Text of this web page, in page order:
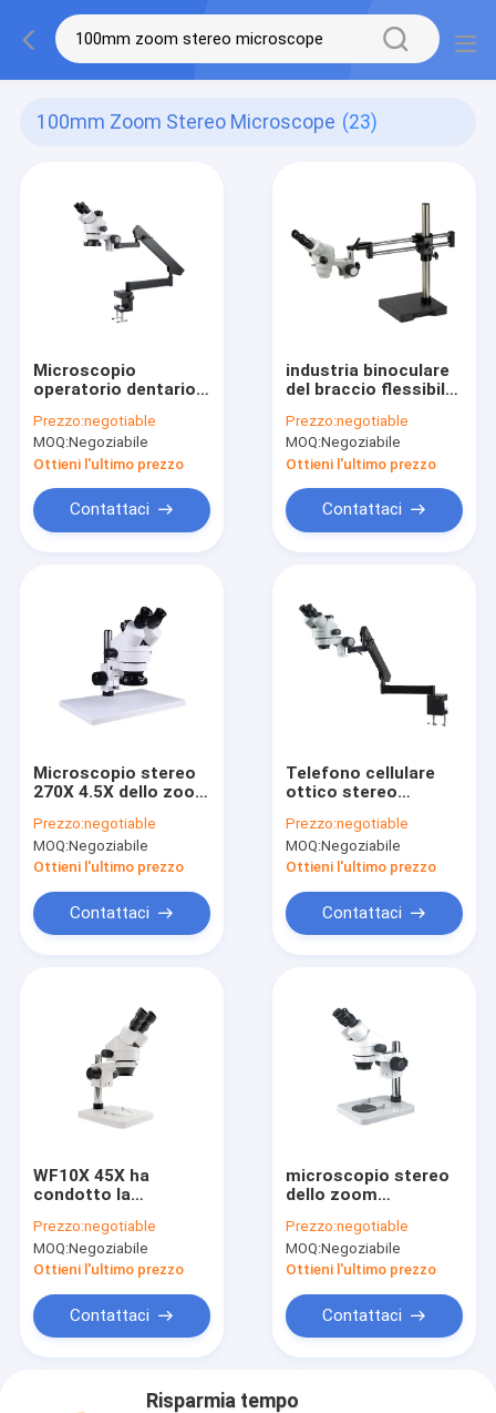
100mm Zoom Stereo Microscope (23)
Microscopio
operatorio dentario
dello zoom di
neurochirurgia
stereo universale del
microscopio
Prezzo:negotiable
MOQ:Negoziabile
Ottieni l'ultimo prezzo
Contattaci
industria binoculare
del braccio flessibile
microscopi dello
zoom di 7X 45X
Prezzo:negotiable
MOQ:Negoziabile
Ottieni l'ultimo prezzo
Contattaci
Microscopio stereo
270X 4.5X dello zoom
salda un oculare
propenso da 45 gradi
Prezzo:negotiable
MOQ:Negoziabile
Ottieni l'ultimo prezzo
Contattaci
Telefono cellulare
ottico stereo
macchina
fotografica
principale Digital del
zoom dell'elettrone
Prezzo:negotiable
MOQ:Negoziabile
Ottieni l'ultimo prezzo
Contattaci
WF10X 45X ha
condotto la
di biologia del
microscopio
binoculare dello
microscopio della
lampada
Prezzo:negotiable
MOQ:Negoziabile
Ottieni l'ultimo prezzo
Contattaci
microscopio stereo
dello zoom
il LED Ring Light
Prezzo:negotiable
MOQ:Negoziabile
Ottieni l'ultimo prezzo
Contattaci
Risparmia tempo